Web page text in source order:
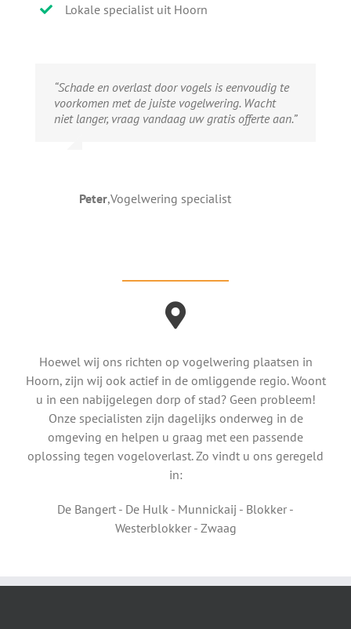
Lokale specialist uit Hoorn
“Schade en overlast door vogels is eenvoudig te
voorkomen met de juiste vogelwering. Wacht
niet langer, vraag vandaag uw gratis offerte aan.”
Peter,Vogelwering specialist
Hoewel wij ons richten op vogelwering plaatsen in
Hoorn, zijn wij ook actief in de omliggende regio. Woont
u in een nabijgelegen dorp of stad? Geen probleem!
Onze specialisten zijn dagelijks onderweg in de
omgeving en helpen u graag met een passende
oplossing tegen vogeloverlast. Zo vindt u ons geregeld
in:
De Bangert - De Hulk - Munnickaij - Blokker -
Westerblokker - Zwaag